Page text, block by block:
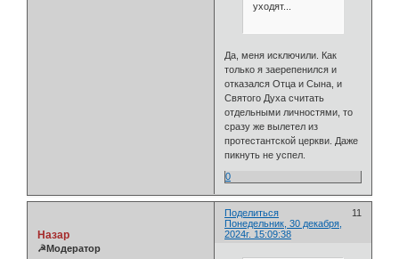
уходят...
Да, меня исключили. Как
только я заерепенился и
отказался Отца и Сына, и
Святого Духа считать
отдельными личностями, то
сразу же вылетел из
протестантской церкви. Даже
пикнуть не успел.
0
Поделиться
11
Понедельник, 30 декабря,
2024г. 15:09:38
Назар
☭Модератор